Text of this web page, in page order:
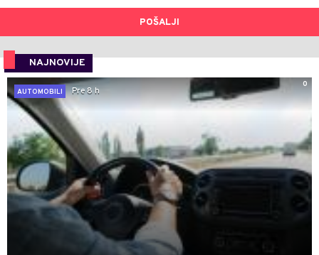
POŠALJI
NAJNOVIJE
0
AUTOMOBILI
Pre 8 h